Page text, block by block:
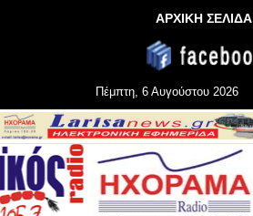
ΑΡΧΙΚΗ ΣΕΛΙΔΑ
Πέμπτη, 6 Αυγούστου 2026